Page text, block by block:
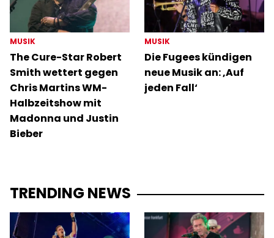
MUSIK
The Cure-Star Robert
Smith wettert gegen
Chris Martins WM-
Halbzeitshow mit
Madonna und Justin
Bieber
MUSIK
Die Fugees kündigen
neue Musik an: ‚Auf
jeden Fall‘
TRENDING NEWS